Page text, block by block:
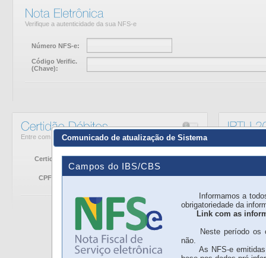
Verifique a autenticidade da sua NFS-e
Número NFS-e:
Código Verific.
(Chave):
Entre com seus dados para emissão da Certidão
Certidão de:
CPF/CNPJ:
Comunicado de atualização de Sistema
Campos do IBS/CBS
Informamos a todos
obrigatoriedade da
Link com as
Neste período os
não.
As NFS-e emitidas